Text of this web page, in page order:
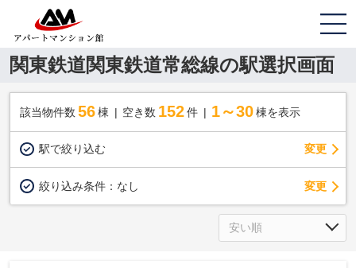
関東鉄道関東鉄道常総線の駅選択画面
該当物件数 56棟 空き数 152 件 1～30 棟を表示
駅で絞り込む 変更
絞り込み条件： なし 変更